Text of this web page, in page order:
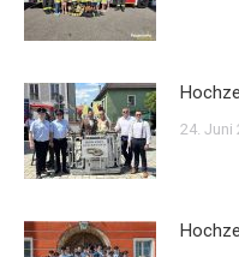
24. Juni